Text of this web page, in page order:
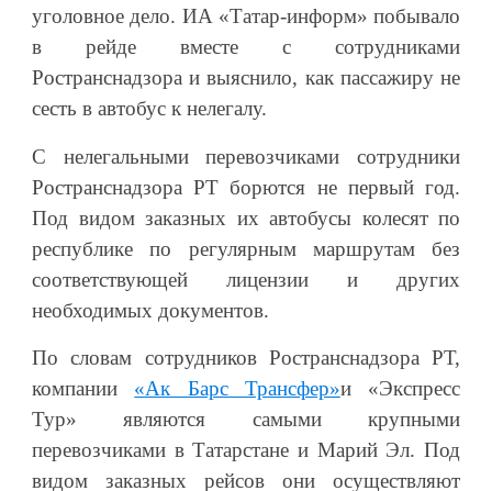
уголовное дело. ИА «Татар-информ» побывало
в рейде вместе с сотрудниками
Ространснадзора и выяснило, как пассажиру не
сесть в автобус к нелегалу.
С нелегальными перевозчиками сотрудники
Ространснадзора РТ борются не первый год.
Под видом заказных их автобусы колесят по
республике по регулярным маршрутам без
соответствующей лицензии и других
необходимых документов.
По словам сотрудников Ространснадзора РТ,
компании «Ак Барс Трансфер»и «Экспресс
Тур» являются самыми крупными
перевозчиками в Татарстане и Марий Эл. Под
видом заказных рейсов они осуществляют